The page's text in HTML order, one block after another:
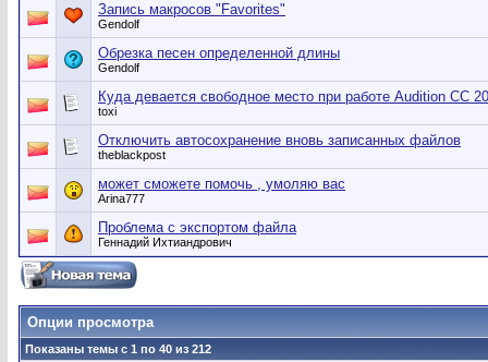
Запись макросов "Favorites"
Gendolf
Обрезка песен определенной длины
Gendolf
Куда девается свободное место при работе Audition CC
toxi
Отключить автосохранение вновь записанных файлов
theblackpost
может сможете помочь , умоляю вас
Arina777
Проблема с экспортом файла
Геннадий Ихтиандрович
Опции просмотра
Показаны темы с 1 по 40 из 212